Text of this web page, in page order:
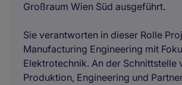
Großraum Wien Süd ausgeführt.
Sie verantworten in dieser Rolle
Manufacturing Engineering mit
Elektrotechnik. An der Schnittstelle
Produktion, Engineering und